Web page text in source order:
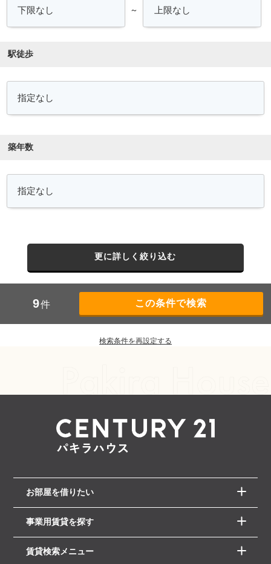
～
駅徒歩
築年数
更に詳しく絞り込む
9件
検索条件を再設定する
お部屋を借りたい
事業用賃貸を探す
賃貸検索メニュー